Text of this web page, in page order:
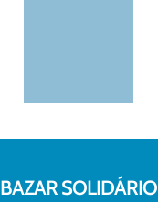
BAZAR SOLIDÁRIO